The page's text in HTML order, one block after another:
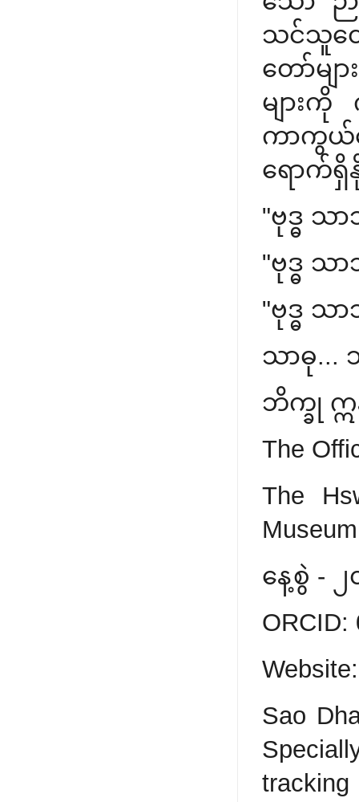
သင်သူတ
တော်မ
များ
ကာကွယ်
ရောက်ရှိ
"ဗုဒ္ဓ သ
"ဗုဒ္ဓ သ
"ဗုဒ္ဓ သ
သာဓု...
ဘိက္ခု ဣ
The
The
နေ့စွဲ -
ORCID:
Website:
Sao